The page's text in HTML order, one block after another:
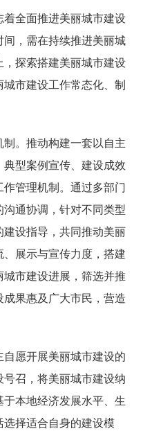
着全面推进美丽城市建设
，需在持续推进美丽城
探索搭建美丽城市建设
市建设工作常态化、制
。推动构建一套以自主
型案例宣传、建设成效
管理机制。通过多部门
通协调，针对不同类型
设指导，共同推动美丽
展示与宣传力度，搭建
市建设进展，筛选并推
果惠及广大市民，营造
愿开展美丽城市建设的
召，将美丽城市建设纳
于本地经济发展水平、生
择适合自身的建设模